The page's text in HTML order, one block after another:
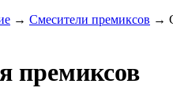
→ Смесители премиксов →
премиксов